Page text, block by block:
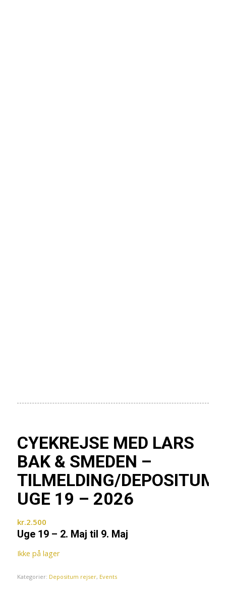
CYEKREJSE MED LARS
BAK & SMEDEN –
TILMELDING/DEPOSITUM
UGE 19 – 2026
kr.2.500
Uge 19 – 2. Maj til 9. Maj
Ikke på lager
Kategorier: Depositum rejser, Events